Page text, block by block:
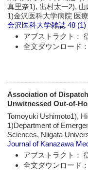
真里奈1), 出村太一2),
1)金沢医科大学病院 医
金沢医科大学雑誌 48 (1)
アブストラクト：
全文ダウンロード
Association of
Unwitnessed Out-of-
Tomoyuki Ushimoto1),
1)Department of
Sciences, Niigata
Journal of Kanazawa
アブストラクト：
全文ダウンロード